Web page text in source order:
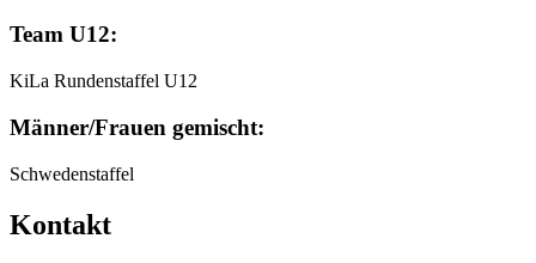
Team U12:
KiLa Rundenstaffel U12
Männer/Frauen gemischt:
Schwedenstaffel
Kontakt